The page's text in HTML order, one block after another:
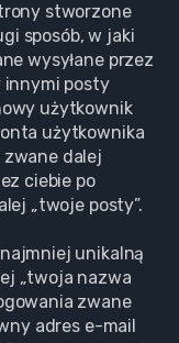
stworzone
sposób, w jaki
wysyłane przez
innymi posty
użytkownik
użytkownika
zwane dalej
ciebie po
„twoje posty”.
unikalną
„twoja nazwa
zwane
adres e-mail